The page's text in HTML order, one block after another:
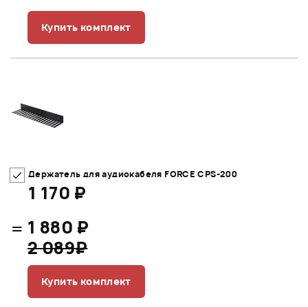
Купить комплект
Держатель для аудиокабеля FORCE CPS-200
1 170 ₽
= 1 880 ₽
2 089₽
Купить комплект